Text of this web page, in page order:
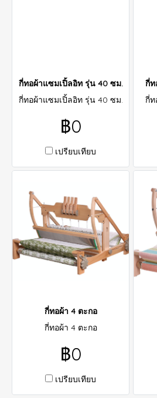
กี่ทอผ้าแซมเปิ้ลอิท รุ่น 40 ซม.
กี่ทอผ้าแซมเปิ้ลอิท รุ่น 40 ซม.
฿0
เปรียบเทียบ
กี่ท
กี่ท
กี่ทอผ้า 4 ตะกอ
กี่ทอผ้า 4 ตะกอ
฿0
เปรียบเทียบ